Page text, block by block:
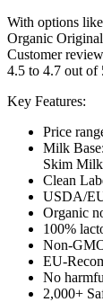
With options
Organic
Customer
4.5 to 4.7 out of
Key Features:
Price
Milk
Skim Milk
Clean
USDA/
Organic
100%
Non-
EU-
No
2,000+